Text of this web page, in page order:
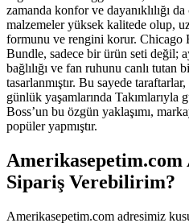
zamanda konfor ve dayanıklılığı
malzemeler yüksek kalitede olup,
formunu ve rengini korur. Chicago
Bundle, sadece bir ürün seti değil;
bağlılığı ve fan ruhunu canlı tutan
tasarlanmıştır. Bu sayede
günlük yaşamlarında
Boss’un bu özgün yaklaşımı,
popüler yapmıştır.
Amerikasepetim.com
Sipariş Verebilirim?
Amerikasepetim.com adresimiz